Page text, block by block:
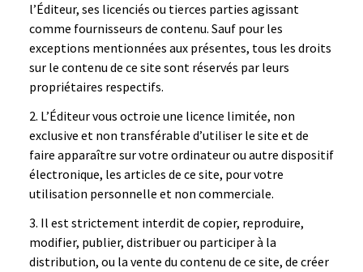
l’Éditeur, ses licenciés ou tierces parties agissant
comme fournisseurs de contenu. Sauf pour les
exceptions mentionnées aux présentes, tous les droits
sur le contenu de ce site sont réservés par leurs
propriétaires respectifs.
L’Éditeur vous octroie une licence limitée, non
exclusive et non transférable d’utiliser le site et de
faire apparaître sur votre ordinateur ou autre dispositif
électronique, les articles de ce site, pour votre
utilisation personnelle et non commerciale.
Il est strictement interdit de copier, reproduire,
modifier, publier, distribuer ou participer à la
distribution, ou la vente du contenu de ce site, de créer